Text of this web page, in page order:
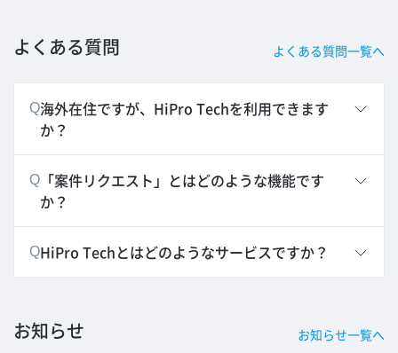
よくある質問 よくある質問一覧へ
Q海外在住ですが、HiPro Techを利用できます
か？
Q
「案件リクエスト」とはどのような機能です
か？
QHiPro Techとはどのようなサービスですか？
お知らせ お知らせ一覧へ